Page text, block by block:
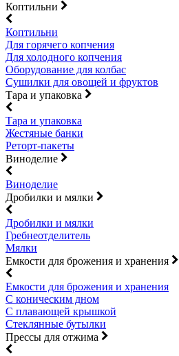
Коптильни
Коптильни
Для горячего копчения
Для холодного копчения
Оборудование для колбас
Сушилки для овощей и фруктов
Тара и упаковка
Тара и упаковка
Жестяные банки
Реторт-пакеты
Виноделие
Виноделие
Дробилки и мялки
Дробилки и мялки
Гребнеотделитель
Мялки
Емкости для брожения и хранения
Емкости для брожения и хранения
С коническим дном
С плавающей крышкой
Стеклянные бутылки
Прессы для отжима